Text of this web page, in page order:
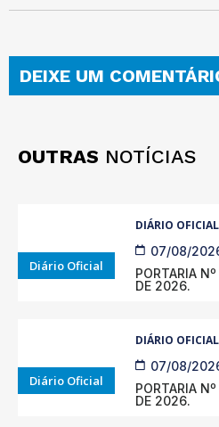
DEIXE UM
OUTRAS NOTÍCIAS
Diário Oficial
DIÁRIO OFICIAL
07/08/
PORTARIA
DE 2026.
Diário Oficial
DIÁRIO OFICIAL
07/08/
PORTARIA
DE 2026.